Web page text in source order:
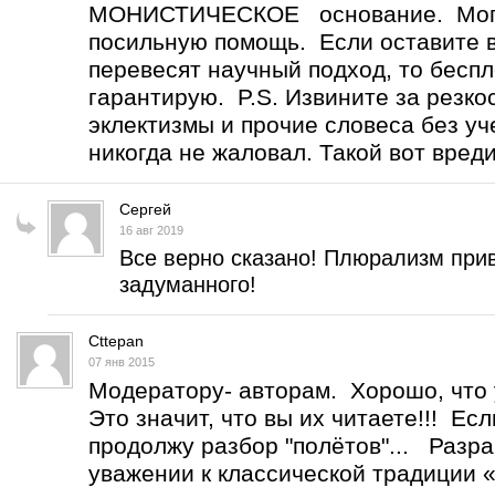
МОНИСТИЧЕСКОЕ основание. Могу
посильную помощь. Если оставите
перевесят научный подход, то
гарантирую. P.S. Извините за
эклектизмы и прочие словеса без
никогда не жаловал. Такой вот
Сергей
16 авг 2019
Все верно сказано! Плюрализм
задуманного!
Cttepan
07 янв 2015
Модератору- авторам. Хорошо, что
Это значит, что вы их читаете!!!
продолжу разбор "полётов"...
уважении к классической традиции